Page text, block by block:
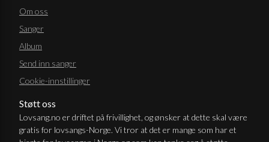
Om oss
Sanger
Album
Send inn sanger
Cookie-innstillinger
Støtt oss
Lovsang.no er driftet på frivillighet, og ønsker at dette skal være
gratis for lovsangs-Norge. Vi tror at det er mange som har et